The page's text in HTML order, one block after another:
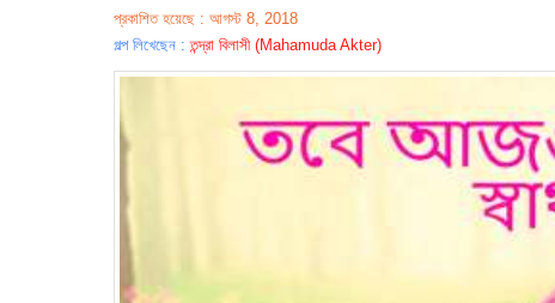
প্রকাশিত হয়েছে : আগস্ট 8, 2018
গল্প লিখেছেন :তন্দ্রা বিলাসী (Mahamuda Akter)